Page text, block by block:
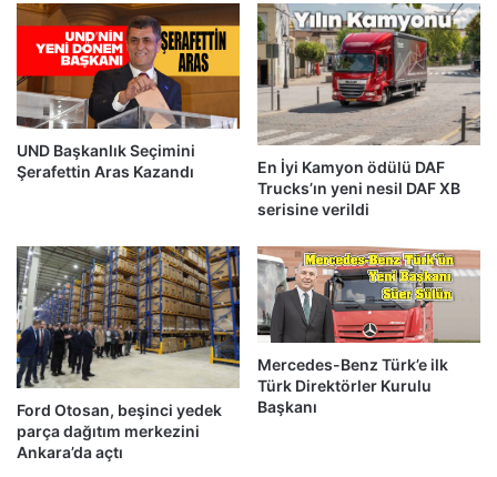
UND Başkanlık Seçimini
Şerafettin Aras Kazandı
En İyi Kamyon ödülü DAF
Trucks’ın yeni nesil DAF XB
serisine verildi
Ford Otosan, beşinci yedek
parça dağıtım merkezini
Ankara’da açtı
Mercedes-Benz Türk’e ilk
Türk Direktörler Kurulu
Başkanı